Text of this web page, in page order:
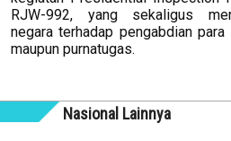
RJW-992, yang sekaligus
negara terhadap pengabdian
maupun purnatugas.
Nasional Lainnya